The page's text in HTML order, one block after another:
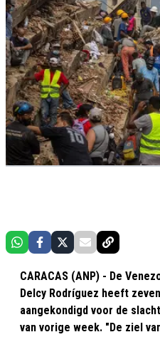
CARACAS (ANP) - De
Delcy Rodríguez heeft
aangekondigd voor de
van vorige week. "De ziel